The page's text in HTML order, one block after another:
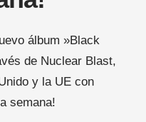
álbum »Black
de Nuclear Blast,
y la UE con
semana!